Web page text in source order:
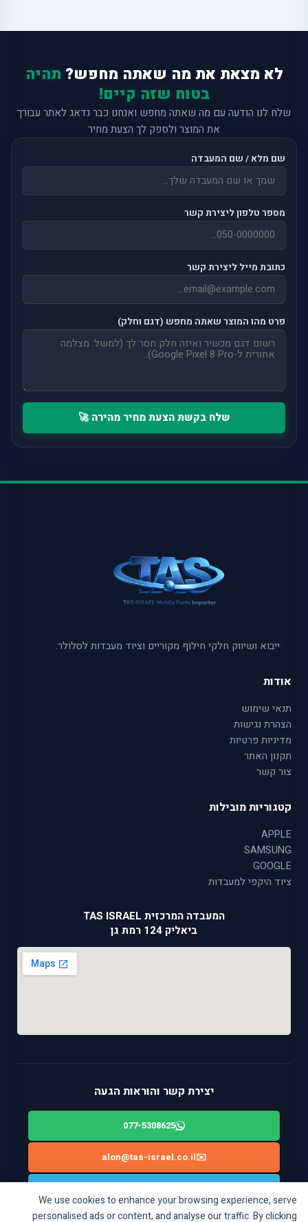
We use cookies to enhance your browsing experience, serve
personalised ads or content, and analyse our traffic. By clicking
לא מצאת את מה שאתה מחפש? תהיה
בטוח שזה קיים!
שלח לנו הודעה עם מה שאתה מחפש ואנחנו כבר נדאג לאתר עבורך
את המוצר ולספק לך הצעת מחיר
שם מלא / שם המעבדה
מספר טלפון ליצירת קשר
כתובת מייל ליצירת קשר
פרט מהו המוצר שאתה מחפש (דגם וחלק)
שלח בקשת הצעת מחיר מהירה 🚀
ייבוא ושיווק חלקי חילוף מקוריים וציוד מעבדות לסלולר.
אודות
תנאי שימוש
הצהרת נגישות
מדיניות פרטיות
תקנון האתר
צור קשר
קטגוריות מובילות
APPLE
SAMSUNG
GOOGLE
ציוד היקפי למעבדות
המעבדה המרכזית TAS ISRAEL
ביאליק 124 רמת גן
יצירת קשר והוראות הגעה
077-5308625
✉️
alon@tas-israel.co.il